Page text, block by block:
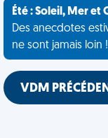
Été : Soleil, Mer et
Des anecdotes
ne sont jamais loin !
VDM